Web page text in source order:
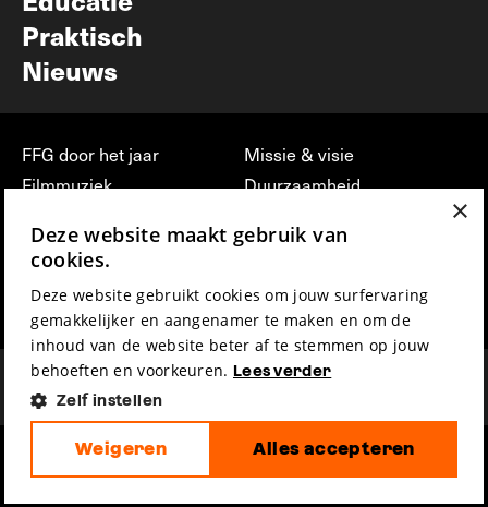
Praktisch
Nieuws
FFG door het jaar
Filmmuziek
Press & Industry
Film Fest Friends
Missie & visie
Duurzaamheid
vrijwilligerswerk bij FFG
Privacy & Disclaimer
×
Deze website maakt gebruik van
cookies.
Deze website gebruikt cookies om jouw surfervaring
gemakkelijker en aangenamer te maken en om de
inhoud van de website beter af te stemmen op jouw
behoeften en voorkeuren. Lees verder
Zelf instellen
Alles accepteren
Weigeren